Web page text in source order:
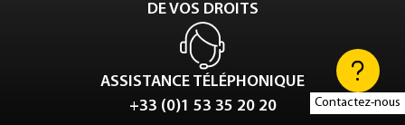
Contactez-nous
DE VOS DROITS
ASSISTANCE TÉLÉPHONIQUE
+33 (0)1 53 35 20 20